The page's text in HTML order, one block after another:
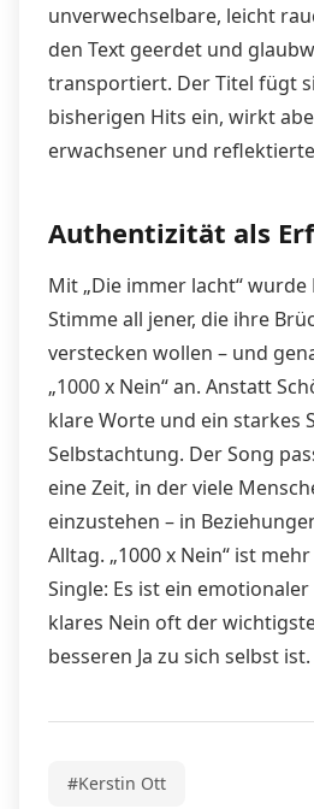
unverwechselbare, leicht
den Text geerdet und
transportiert. Der Titel fügt
bisherigen Hits ein, wirkt
erwachsener und
Authentizität als
Mit „Die immer lacht“
Stimme all jener, die ihre
verstecken wollen – und
„1000 x Nein“ an. Anstatt
klare Worte und ein starkes
Selbstachtung. Der Song
eine Zeit, in der viele
einzustehen – in
Alltag. „1000 x Nein“ ist
Single: Es ist ein emotionaler
klares Nein oft der
besseren Ja zu sich selbst ist.
#Kerstin Ott